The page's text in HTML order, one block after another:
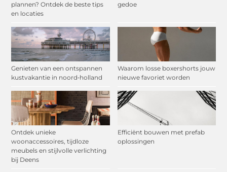
plannen? Ontdek de beste tips
en locaties
gedoe
Genieten van een ontspannen
kustvakantie in noord‑holland
Waarom losse boxershorts jouw
nieuwe favoriet worden
Ontdek unieke
woonaccessoires, tijdloze
meubels en stijlvolle verlichting
bij Deens
Efficiënt bouwen met prefab
oplossingen